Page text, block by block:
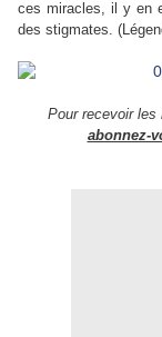
ces miracles, il y en
des stigmates.
Pour recevoir les
abonnez-